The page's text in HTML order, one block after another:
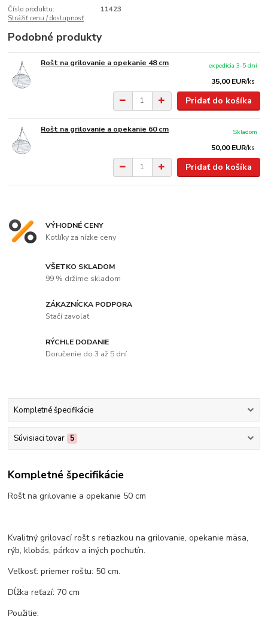
Číslo produktu:
11423
Strážiť cenu / dostupnosť
Podobné produkty
Rošt na grilovanie a opekanie 48 cm
35,00 EUR/ks
expedícia 3-5 dní
Pridať do košíka
Rošt na grilovanie a opekanie 60 cm
50,00 EUR/ks
Skladom
Pridať do košíka
VÝHODNÉ CENY
Kotlíky za nízke ceny
VŠETKO SKLADOM
99 % držíme skladom
ZÁKAZNÍCKA PODPORA
Stačí zavolať
RÝCHLE DODANIE
Doručenie do 3 až 5 dní
Kompletné špecifikácie
Súvisiaci tovar 5
Kompletné špecifikácie
Rošt na grilovanie a opekanie 50 cm
Kvalitný grilovací rošt s retiazkou na grilovanie, opekanie mäsa,
rýb, klobás, párkov a iných pochutín.
Veľkosť: priemer roštu: 50 cm.
Dĺžka reťazí: 70 cm
Použitie: